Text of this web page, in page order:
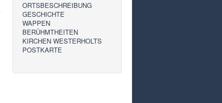
ORTSBESCHREIBUNG
GESCHICHTE
WAPPEN
BERÜHMTHEITEN
KIRCHEN WESTERHOLTS
POSTKARTE